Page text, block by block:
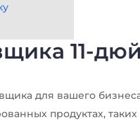
11-
для вашего
продуктах,